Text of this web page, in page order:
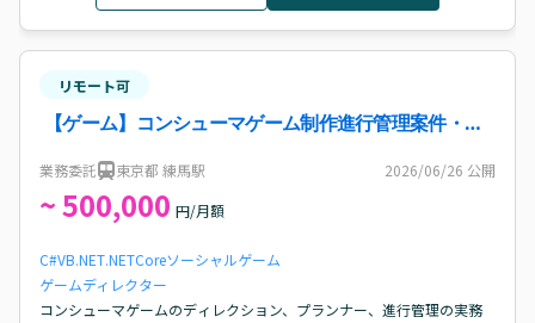
リモート可
【ゲーム】コンシューマゲーム制作進行管理案件・求
業務委託 東京都 練馬駅 2026/06/26 公開
~ 500,000 円/月額
C#VB.NET.NETCoreソーシャルゲーム
ゲームディレクター
コンシューマゲームのディレクション、プランナー、進行管理の実務